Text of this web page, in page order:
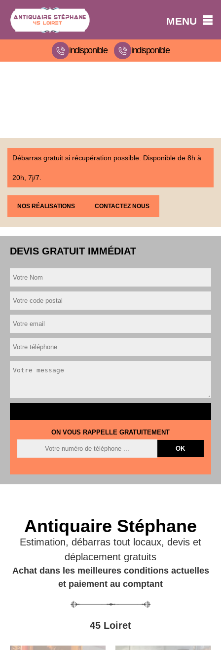
MENU
indisponible indisponible
Débarras gratuit si récupération possible. Disponible de 8h à
20h, 7j/7.
NOS RÉALISATIONS CONTACTEZ NOUS
DEVIS GRATUIT IMMÉDIAT
ON VOUS RAPPELLE GRATUITEMENT
Antiquaire Stéphane
Estimation, débarras tout locaux, devis et
déplacement gratuits
Achat dans les meilleures conditions actuelles
et paiement au comptant
45 Loiret